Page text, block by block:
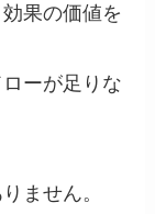
果の価値を
ーが足りな
ません。